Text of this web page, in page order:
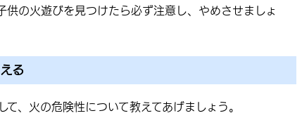
供の火遊びを見つけたら必ず注意し、やめさせましょ
る
て、火の危険性について教えてあげましょう。